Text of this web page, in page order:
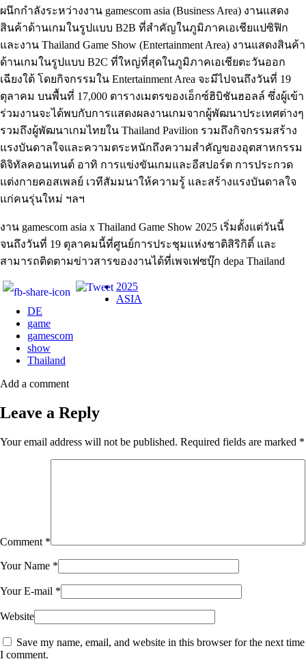
ผนึกกำลังระหว่างงาน gamescom asia (Business Area) งานแสดง
สินค้าด้านเกมในรูปแบบ B2B ที่สำคัญในภูมิภาคเอเชียแปซิฟิก
และงาน Thailand Game Show (Entertainment Area) งานแสดงสินค้า
ด้านเกมในรูปแบบ B2C ที่ใหญ่ที่สุดในภูมิภาคเอเชียตะวันออก
เฉียงใต้ โดยกิจกรรมใน Entertainment Area จะมีไปจนถึงวันที่ 19
ตุลาคม บนพื้นที่ 17,000 ตารางเมตรของเอ็กซ์ฮิบิชันฮอลล์ ซึ่งผู้เข้า
ร่วมงานจะได้พบกับการแสดงผลงานเกมจากผู้พัฒนาประเทศต่างๆ
รวมถึงผู้พัฒนาเกมไทยใน Thailand Pavilion รวมถึงกิจกรรมสร้าง
แรงบันดาลใจและความตระหนักถึงความสำคัญของอุตสาหกรรม
ดิจิทัลคอนเทนต์ อาทิ การแข่งขันเกมและอีสปอร์ต การประกวด
แต่งกายคอสเพลย์ เวทีสัมมนาให้ความรู้ และสร้างแรงบันดาลใจ
แก่คนรุ่นใหม่ ฯลฯ
งาน gamescom asia x Thailand Game Show 2025 เริ่มตั้งแต่วันนี้
จนถึงวันที่ 19 ตุลาคมนี้ที่ศูนย์การประชุมแห่งชาติสิริกิติ์ และ
สามารถติดตามข่าวสารของงานได้ที่เพจเฟซบุ๊ก depa Thailand
2025
ASIA
DE
game
gamescom
show
Thailand
Add a comment
Leave a Reply
Your email address will not be published. Required fields are marked *
Comment *
Your Name *
Your E-mail *
Website
Save my name, email, and website in this browser for the next time
I comment.